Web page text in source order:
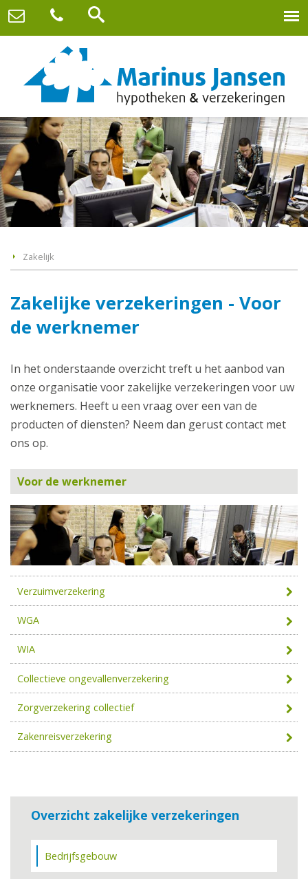
Zakelijk
Zakelijke verzekeringen - Voor
de werknemer
In het onderstaande overzicht treft u het aanbod van
onze organisatie voor zakelijke verzekeringen voor uw
werknemers. Heeft u een vraag over een van de
producten of diensten? Neem dan gerust contact met
ons op.
Voor de werknemer
Verzuimverzekering
WGA
WIA
Collectieve ongevallenverzekering
Zorgverzekering collectief
Zakenreisverzekering
Overzicht zakelijke verzekeringen
Bedrijfsgebouw